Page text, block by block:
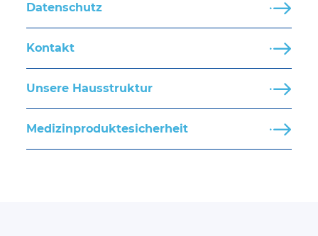
Datenschutz
Kontakt
Unsere Hausstruktur
Medizinproduktesicherheit